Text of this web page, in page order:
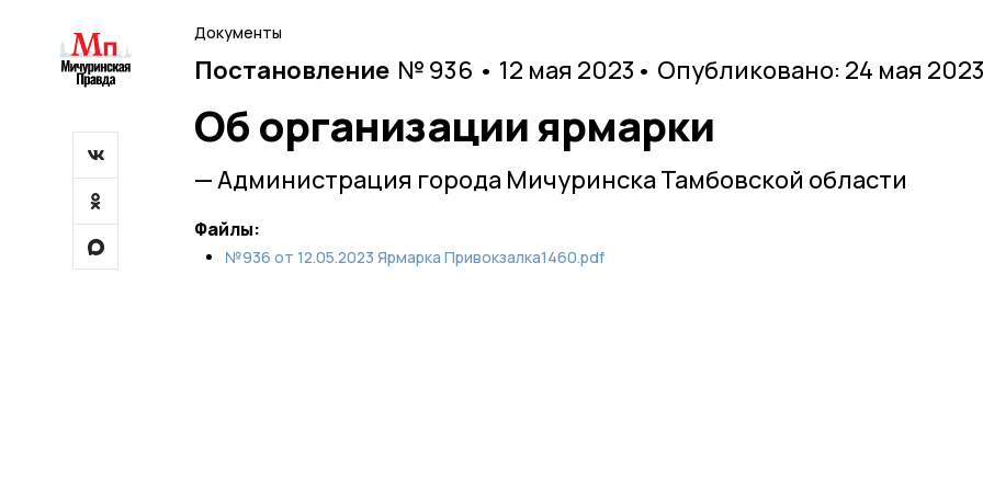
Документы
Постановление № 936 • 12 мая 2023 • Опубликовано: 24 мая
Об организации ярмарки
— Администрация города Мичуринска Тамбовской области
Файлы:
№936 от 12.05.2023 Ярмарка Привокзалка1460.pdf